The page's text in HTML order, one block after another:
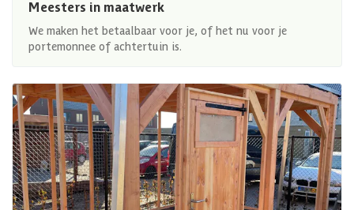
Meesters in maatwerk
We maken het betaalbaar voor je, of het nu voor je
portemonnee of achtertuin is.